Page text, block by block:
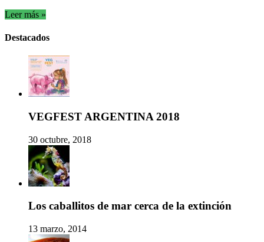
Leer más »
Destacados
VEGFEST ARGENTINA 2018
30 octubre, 2018
Los caballitos de mar cerca de la extinción
13 marzo, 2014